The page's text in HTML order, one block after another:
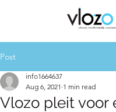
Post
Vlozo pleit voor
info1664637
Aug 6, 2021 1 min read